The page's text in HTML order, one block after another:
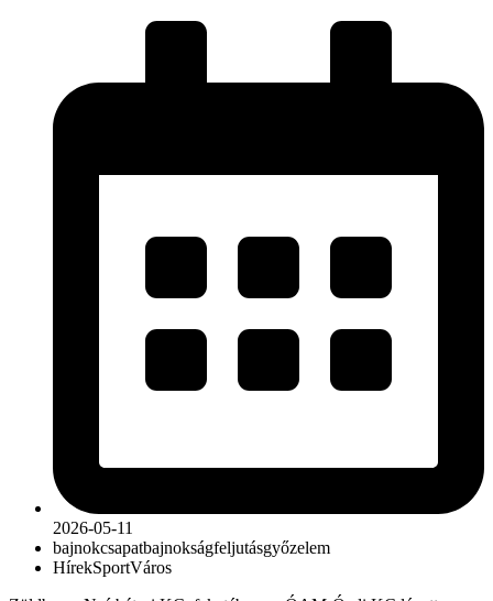
2026-05-11
bajnokcsapatbajnokságfeljutásgyőzelem
HírekSportVáros